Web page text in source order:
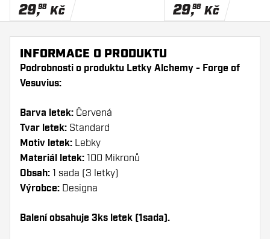
29,98 Kč 29,98 Kč
INFORMACE O PRODUKTU
Podrobnosti o produktu Letky Alchemy - Forge of
Vesuvius:
Barva letek: Červená
Tvar letek: Standard
Motiv letek: Lebky
Materiál letek: 100 Mikronů
Obsah: 1 sada (3 letky)
Výrobce: Designa
Balení obsahuje 3ks letek (1sada).